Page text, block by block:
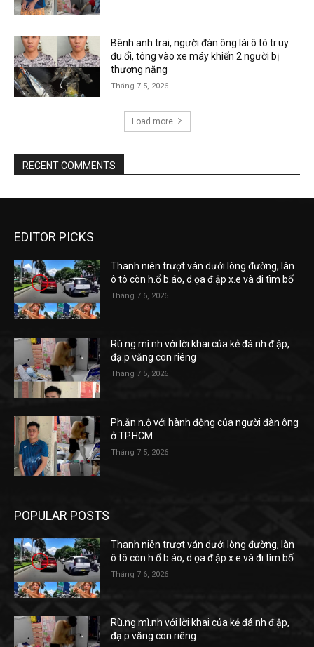
Bênh anh trai, người đàn ông lái ô tô tr.uy
đu.ổi, tông vào xe máy khiến 2 người bị
thương nặng
Tháng 7 5, 2026
Load more
RECENT COMMENTS
EDITOR PICKS
Thanh niên trượt ván dưới lòng đường, làn
ô tô còn h.ổ b.áo, d.ọa đ.ập x.e và đi tìm bố
Tháng 7 6, 2026
Rù.ng mì.nh với lời khai của kẻ đá.nh đ.ập,
đạ.p văng con riêng
Tháng 7 5, 2026
Ph.ẫn n.ộ với hành động của người đàn ông
ở TP.HCM
Tháng 7 5, 2026
POPULAR POSTS
Thanh niên trượt ván dưới lòng đường, làn
ô tô còn h.ổ b.áo, d.ọa đ.ập x.e và đi tìm bố
Tháng 7 6, 2026
Rù.ng mì.nh với lời khai của kẻ đá.nh đ.ập,
đạ.p văng con riêng